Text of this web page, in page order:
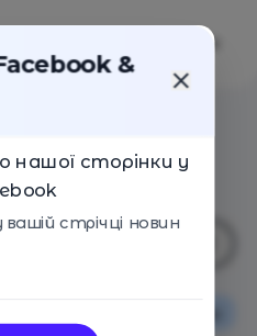
&
нашої сторінки у
стрічці новин